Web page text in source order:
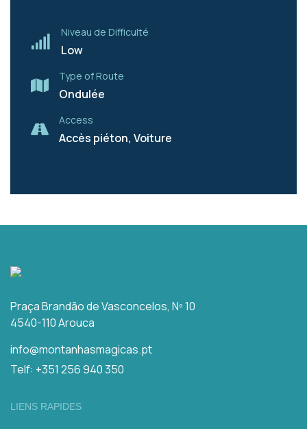
Niveau de Difficulté
Low
Type of Route
Ondulée
Access
Accès piéton, Voiture
Praça Brandão de Vasconcelos, Nº 10
4540-110 Arouca
info@montanhasmagicas.pt
Telf: +351 256 940 350
LIENS RAPIDES